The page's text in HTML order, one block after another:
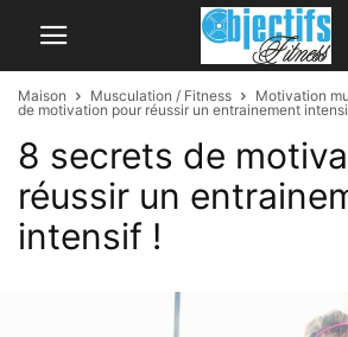
Maison Musculation / Fitness Motivation
de motivation pour réussir un entrainement
8 secrets de
réussir un
intensif !